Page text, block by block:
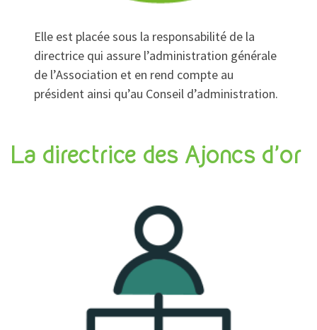
Elle est placée sous la responsabilité de la
directrice qui assure l’administration générale
de l’Association et en rend compte au
président ainsi qu’au Conseil d’administration.
La directrice des Ajoncs d’or